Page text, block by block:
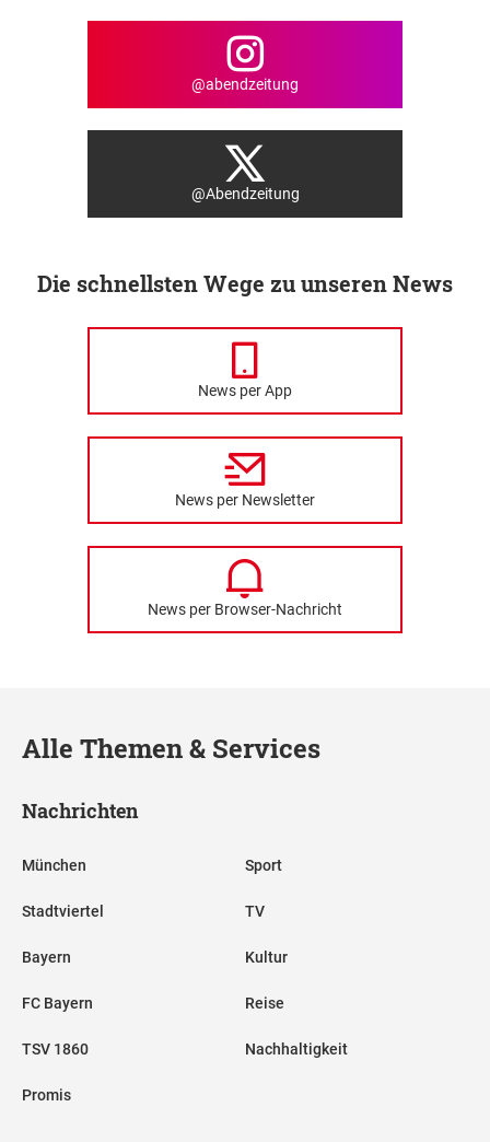
@abendzeitung
@Abendzeitung
Die schnellsten Wege zu unseren News
News per App
News per Newsletter
News per Browser-Nachricht
Alle Themen & Services
Nachrichten
München
Stadtviertel
Bayern
FC Bayern
TSV 1860
Promis
Sport
TV
Kultur
Reise
Nachhaltigkeit